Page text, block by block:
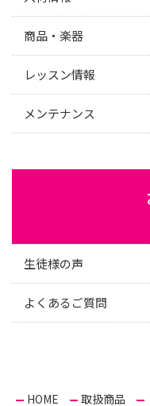
商品・楽器
レッスン情報
メンテナンス
生徒様の声
よくあるご質問
HOME 取扱商品